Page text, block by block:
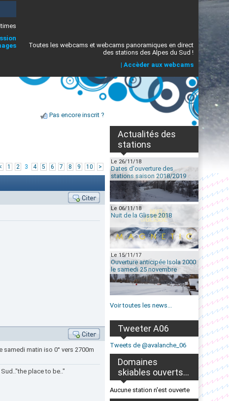
Toutes les webcams et webcams panoramiques en direct
des stations des Alpes du Sud !
| Accèder aux webcams
Pas encore inscrit ?
1 2 3 4 5 6 7 8 9 10 >
samedi matin iso 0° vers 2700m
place to be.."
Actualités des
stations
Le 26/11/18
Dates d'ouverture des
stations saison 2018/2019
Le 06/11/18
Nuit de la Glisse 2018
Le 15/11/17
Ouverture anticipée Isola 2000
le samedi 25 novembre
Voir toutes les news...
Tweeter A06
Tweets de @avalanche_06
Domaines
skiables ouverts...
Aucune station n'est ouverte